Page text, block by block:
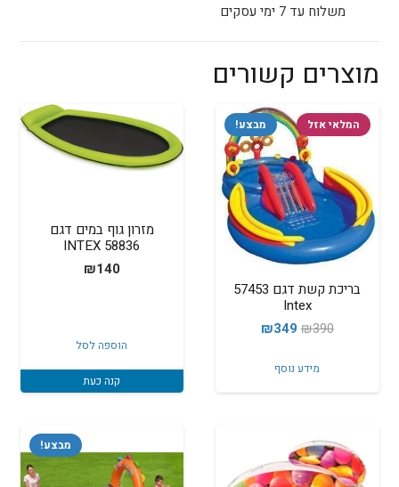
משלוח עד 7 ימי עסקים
מוצרים קשורים
מבצע! המלאי אזל
בריכת קשת דגם 57453
Intex
₪390
המחיר
היה:
₪390.
₪349
₪349.
מידע נוסף
מזרון גוף במים דגם
58836 INTEX
₪140
הוספה לסל
קנה כעת
מבצע!